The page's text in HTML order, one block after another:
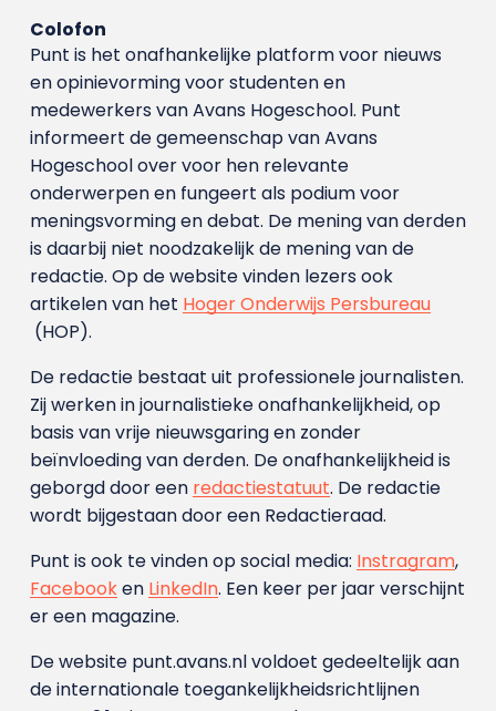
Colofon
Punt is het onafhankelijke platform voor nieuws
en opinievorming voor studenten en
medewerkers van Avans Hoge­school. Punt
informeert de gemeenschap van Avans
Hogeschool over voor hen relevante
onderwerpen en fungeert als podium voor
meningsvorming en debat. De mening van derden
is daarbij niet noodzakelijk de mening van de
redactie. Op de website vinden lezers ook
artikelen van het Hoger Onderwijs Persbureau
(HOP).
De redactie bestaat uit professionele journalisten.
Zij werken in journalistieke onafhankelijkheid, op
basis van vrije nieuwsgaring en zonder
beïnvloeding van derden. De onafhankelijkheid is
geborgd door een redactiestatuut. De redactie
wordt bijgestaan door een Redactieraad.
Punt is ook te vinden op social media: Instragram,
Facebooken LinkedIn. Een keer per jaar verschijnt
er een magazine.
De website punt.avans.nl voldoet gedeeltelijk aan
de internationale toegankelijkheidsrichtlijnen